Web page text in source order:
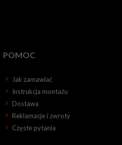
POMOC
Jak zamawiać
Instrukcja montażu
Dostawa
Reklamacje i zwroty
Częste pytania